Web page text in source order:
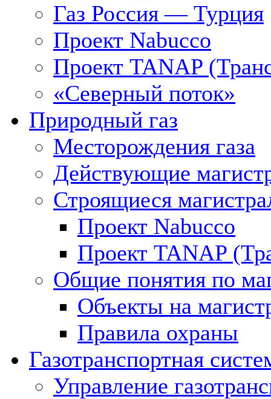
Газ Россия — Турция
Проект Nabucco
Проект TANAP
«Северный поток»
Природный газ
Месторождения газа
Действующие
Строящиеся
Проект Nabucco
Проект TANAP
Общие понятия по
Объекты на
Правила охраны
Газотранспортная
Управление